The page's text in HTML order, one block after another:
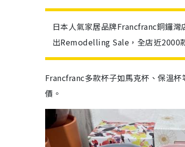
日本人氣家居品牌Francfranc銅鑼
出Remodelling Sale，全店近2000
Francfranc多款杯子如馬克杯、保溫
價。